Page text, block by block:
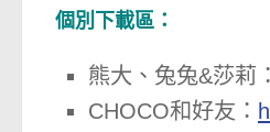
個別下載區：
熊大、兔兔&莎莉：
CHOCO和好友：